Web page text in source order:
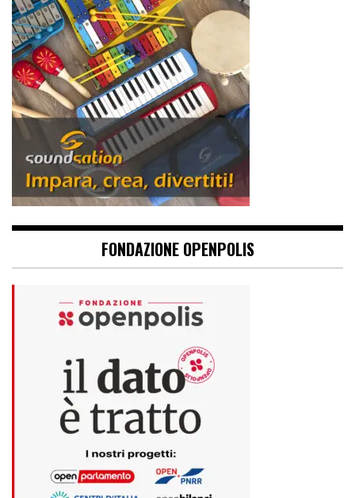
FONDAZIONE OPENPOLIS